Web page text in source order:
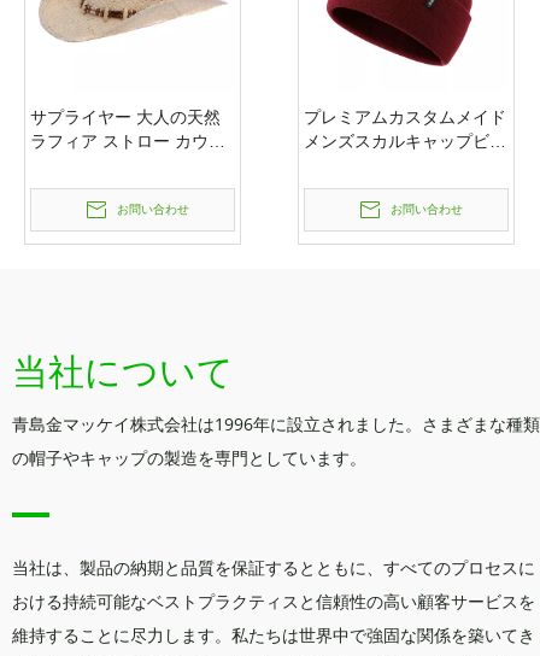
サプライヤー 大人の天然
ラフィア ストロー カウボ
お問い合わせ
プレミアムカスタムメイド
メンズスカルキャップビー
ット帽子暖かい帽子缶
Costom ロゴ刺繍帽子メー
カー
お問い合わせ
当社について
青島金マッケイ株式会社は1996年に設立されました。さまざまな種類
の帽子やキャップの製造を専門としています。
当社は、製品の納期と品質を保証するとともに、すべてのプロセスに
おける持続可能なベストプラクティスと信頼性の高い顧客サービスを
維持することに尽力します。私たちは世界中で強固な関係を築いてき